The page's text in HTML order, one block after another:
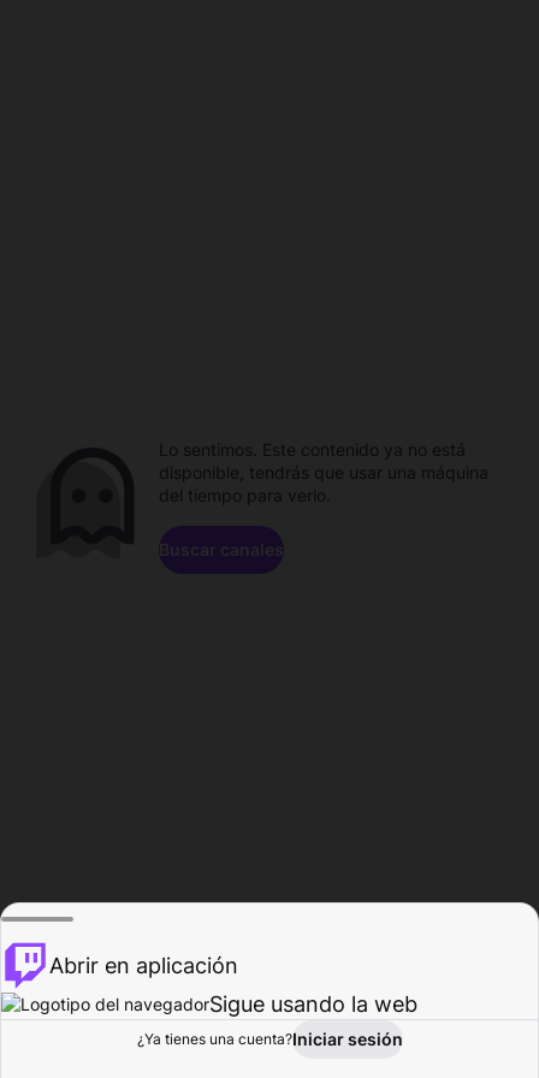
Explorar Actividad
Lo sentimos. Este contenido ya no está
disponible, tendrás que usar una máquina
del tiempo para verlo.
Buscar canales
Abrir en aplicación
Sigue usando la web
¿Ya tienes una cuenta?Iniciar sesión